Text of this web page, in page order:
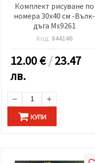
Комплект рисуване по
номера 30x40 см -Вълк-
дъга Ms9261
Код: 844146
12.00€/23.47
лв.
КУПИ